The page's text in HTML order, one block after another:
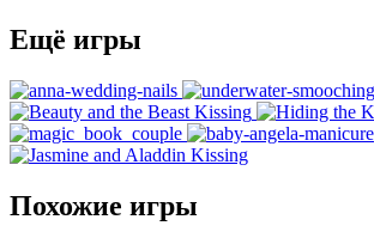
Ещё игры
Похожие игры